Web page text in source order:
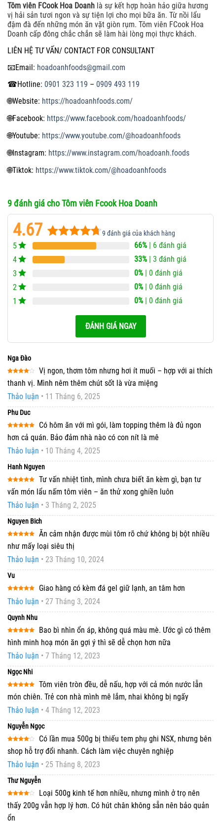
Tôm viên FCook Hoa Doanh là sự kết hợp hoàn hảo giữa hương
vị hải sản tươi ngon và sự tiện lợi cho mọi bữa ăn. Từ nồi lẩu
đậm đà đến những món ăn vặt giòn rụm. Tôm viên FCook Hoa
Doanh cấp đông chắc chắn sẽ làm hài lòng mọi thực khách.
LIÊN HỆ TƯ VẤN/ CONTACT FOR CONSULTANT
📧Email: hoadoanhfoods@gmail.com
☎Hotline: 0901 323 119 – 0909 493 119
🌐Website: https://hoadoanhfoods.com/
🌐Facebook: https://www.facebook.com/hoadoanhfoods/
🌐Youtube: https://www.youtube.com/@hoadoanhfoods
🌐Instagram: https://www.instagram.com/hoadoanh.foods
🌐Tiktok: https://www.tiktok.com/@hoadoanhfoods
9 đánh giá choTôm viên Fcook Hoa Doanh
4.67
5 dựa trên
9 đánh giá của khách hàng
5 66% | 6 đánh giá
4
33% | 3 đánh giá
3
0% | 0 đánh giá
2
0% | 0 đánh giá
1
0% | 0 đánh giá
ĐÁNH GIÁ NGAY
Nga Đào
xếp
5 sao
Vị ngon, thơm tôm nhưng hơi ít muối – hợp với ai thích
thanh vị. Mình nêm thêm chút sốt là vừa miệng
Thảo luận • 11 Tháng 6, 2025
Phu Duc
Được xếp
hạng55
Có hôm ăn với mì gói, làm topping thêm là đủ ngon
hơn cả quán. Bảo đảm nhà nào có con nít là mê
Thảo luận • 10 Tháng 4, 2025
Hanh Nguyen
Được xếp
hạng 55
Tư vấn nhiệt tình, mình chưa biết ăn kèm gì, bạn tư
vấn món lẩu nấm tôm viên – ăn thử xong ghiền luôn
Thảo luận • 3 Tháng 2, 2025
Nguyen Bich
Được xếp
hạng 55
Ăn cảm nhận được mùi tôm rõ chứ không bị bột nhiều
như mấy loại siêu thị
Thảo luận • 23 Tháng 10, 2024
Vu
hạng5
5
Giao hàng có kèm đá gel giữ lạnh, an tâm hơn
Thảo luận • 27 Tháng 3, 2024
Quynh Nhu
hạng
55
Bao bì nhìn ổn áp, không quá màu mè. Ước gì có thêm
hình minh hoạ món ăn gợi ý thì sẽ dễ chọn hơn nữa
Thảo luận • 7 Tháng 12, 2023
Ngọc Nhi
hạng 55
Tôm viên tròn đều, dễ nấu, hợp với cả món nước lẫn
món chiên. Trẻ con nhà mình mê lắm, nhai không bị ngấy
Thảo luận • 4 Tháng 12, 2023
Nguyễn Ngọc
xếp
5 sao
Có lần mua 500g bị thiếu tem phụ ghi NSX, nhưng bên
shop hỗ trợ đổi nhanh. Cách làm việc chuyên nghiệp
Thảo luận • 25 Tháng 8, 2023
Thư Nguyễn
Được
xếp
5 sao
Loại 500g kinh tế hơn nhiều, nhưng mình ở trọ nên
thấy 200g vẫn hợp lý hơn. Có hút chân không sẵn nên bảo quản
ổn